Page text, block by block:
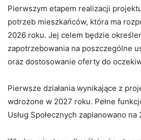
Pierwszym etapem realizacji
potrzeb mieszkańców, która ma
2026 roku. Jej celem będzie
zapotrzebowania na poszczególne
oraz dostosowanie oferty do
Pierwsze działania wynikające z
wdrożone w 2027 roku. Pełne
Usług Społecznych zaplanowano na